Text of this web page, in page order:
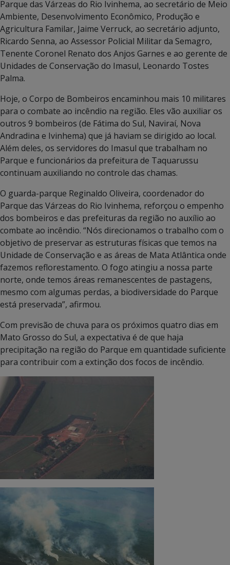
Parque das Várzeas do Rio Ivinhema, ao secretário de Meio
Ambiente, Desenvolvimento Econômico, Produção e
Agricultura Familar, Jaime Verruck, ao secretário adjunto,
Ricardo Senna, ao Assessor Policial Militar da Semagro,
Tenente Coronel Renato dos Anjos Garnes e ao gerente de
Unidades de Conservação do Imasul, Leonardo Tostes
Palma.
Hoje, o Corpo de Bombeiros encaminhou mais 10 militares
para o combate ao incêndio na região. Eles vão auxiliar os
outros 9 bombeiros (de Fátima do Sul, Naviraí, Nova
Andradina e Ivinhema) que já haviam se dirigido ao local.
Além deles, os servidores do Imasul que trabalham no
Parque e funcionários da prefeitura de Taquarussu
continuam auxiliando no controle das chamas.
O guarda-parque Reginaldo Oliveira, coordenador do
Parque das Várzeas do Rio Ivinhema, reforçou o empenho
dos bombeiros e das prefeituras da região no auxílio ao
combate ao incêndio. “Nós direcionamos o trabalho com o
objetivo de preservar as estruturas físicas que temos na
Unidade de Conservação e as áreas de Mata Atlântica onde
fazemos reflorestamento. O fogo atingiu a nossa parte
norte, onde temos áreas remanescentes de pastagens,
mesmo com algumas perdas, a biodiversidade do Parque
está preservada”, afirmou.
Com previsão de chuva para os próximos quatro dias em
Mato Grosso do Sul, a expectativa é de que haja
precipitação na região do Parque em quantidade suficiente
para contribuir com a extinção dos focos de incêndio.